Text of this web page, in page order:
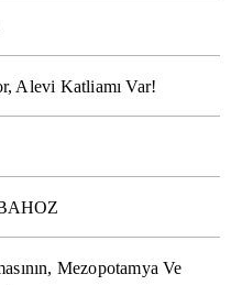
Alevi Katliamı Var!
Mezopotamya Ve